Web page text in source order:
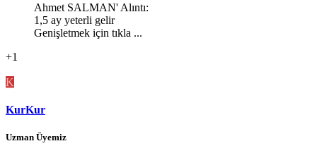
Ahmet SALMAN' Alıntı:
1,5 ay yeterli gelir
Genişletmek için tıkla ...
+1
K
KurKur
Uzman Üyemiz